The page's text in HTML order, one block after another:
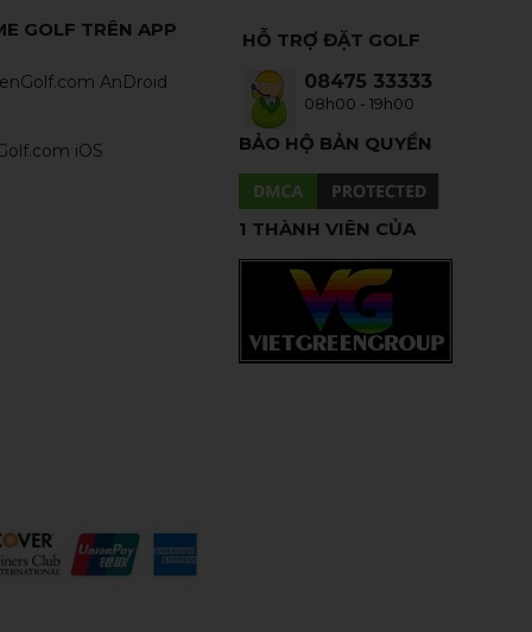
GOLF TRÊN APP
AnDroid
iOS
HỖ TRỢ ĐẶT GOLF
08475 33333
08h00 - 19h00
BẢO HỘ BẢN QUYỀN
1 THÀNH VIÊN CỦA